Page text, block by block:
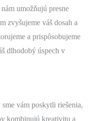
umožňujú presne
zvyšujeme váš dosah a
a prispôsobujeme
dlhodobý úspech v
vám poskytli riešenia,
kombinujú kreativitu a